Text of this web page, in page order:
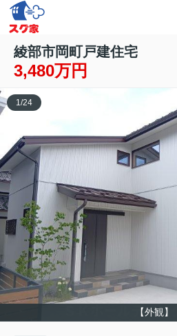
綾部市岡町戸建住宅
3,480万円
【外観】
1/24